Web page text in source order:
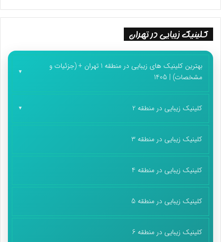
باید نمازم را این‌ بار اینجا می‌خواندم تا حس و حال خوب روزم تکمیل
شود.
پایان پیام/۶۸۰۳۸
کلینیک زیبایی در تهران
بهترین کلینیک های زیبایی در منطقه 1 تهران + (جزئیات و
مشخصات) | 1405
کلینیک زیبایی در منطقه 2
کلینیک زیبایی در منطقه 3
کلینیک زیبایی در منطقه 4
کلینیک زیبایی در منطقه 5
کلینیک زیبایی در منطقه 6